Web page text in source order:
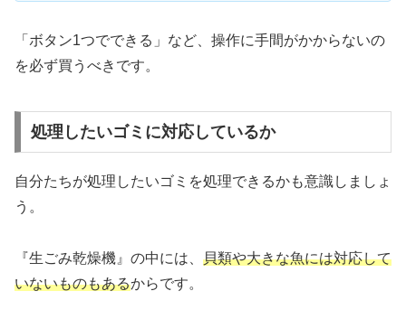
「ボタン1つでできる」など、操作に手間がかからないの
を必ず買うべきです。
処理したいゴミに対応しているか
自分たちが処理したいゴミを処理できるかも意識しましょ
う。
『生ごみ乾燥機』の中には、 貝類や大きな魚には対応して
いないものもあるからです。